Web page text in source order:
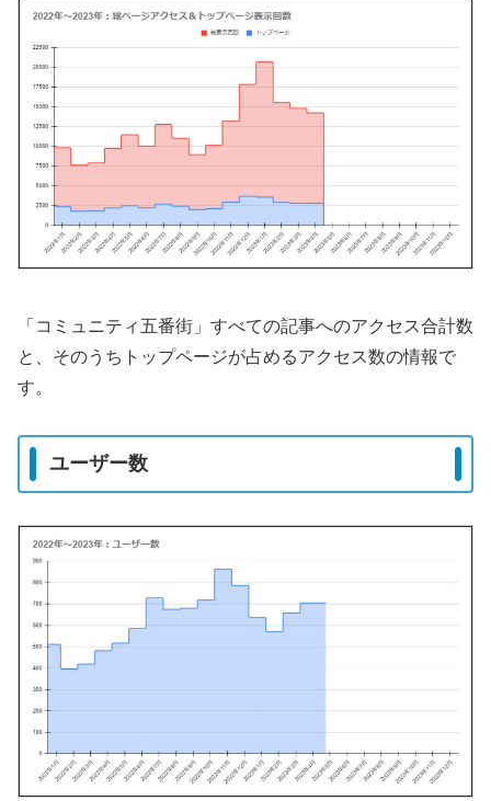
「コミュニティ五番街」すべての記事へのアクセス合計数
と、そのうちトップページが占めるアクセス数の情報で
す。
ユーザー数